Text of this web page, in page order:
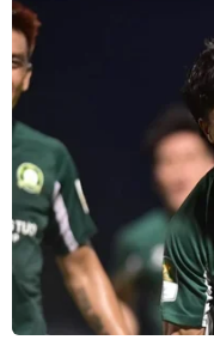
Bắt đầu từ tháng Hai,
này đến cuộc thi
cuối tháng Năm thì
nghỉ ngơi sau nhiều